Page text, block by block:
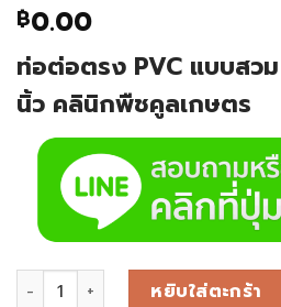
฿0.00
ท่อต่อตรง PVC แบบสว
นิ้ว คลินิกพืชคูลเกษตร
หยิบใส่ตะกร้า